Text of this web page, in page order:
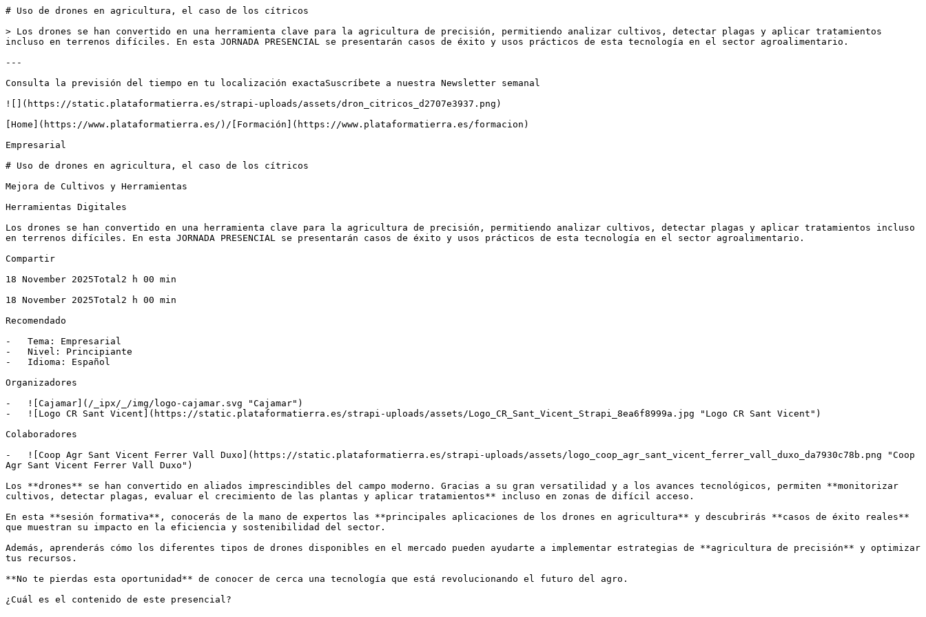
# Uso de drones en agricultura, el caso de los cítricos
> Los drones se han convertido en una herramienta clave para la agricultura de precisión, permitiendo analizar cultivos, detectar plagas y aplicar tratamientos
incluso en terrenos difíciles. En esta JORNADA PRESENCIAL se presentarán casos de éxito y usos prácticos de esta tecnología en el sector agroalimentario.
---
Consulta la previsión del tiempo en tu localización exactaSuscríbete a nuestra Newsletter semanal
![](https://static.plataformatierra.es/strapi-uploads/assets/dron_citricos_d2707e3937.png)
[Home](https://www.plataformatierra.es/)/[Formación](https://www.plataformatierra.es/formacion)
Empresarial
# Uso de drones en agricultura, el caso de los cítricos
Mejora de Cultivos y Herramientas
Herramientas Digitales
Los drones se han convertido en una herramienta clave para la agricultura de precisión, permitiendo analizar cultivos, detectar plagas y aplicar tratamientos incluso
en terrenos difíciles. En esta JORNADA PRESENCIAL se presentarán casos de éxito y usos prácticos de esta tecnología en el sector agroalimentario.
Compartir
18 November 2025Total2 h 00 min
18 November 2025Total2 h 00 min
Recomendado
-   Tema: Empresarial
-   Nivel: Principiante
-   Idioma: Español
Organizadores
-   ![Cajamar](/_ipx/_/img/logo-cajamar.svg "Cajamar")
-   ![Logo CR Sant Vicent](https://static.plataformatierra.es/strapi-uploads/assets/Logo_CR_Sant_Vicent_Strapi_8ea6f8999a.jpg "Logo CR Sant Vicent")
Colaboradores
-   ![Coop Agr Sant Vicent Ferrer Vall Duxo](https://static.plataformatierra.es/strapi-uploads/assets/logo_coop_agr_sant_vicent_ferrer_vall_duxo_da7930c78b.png "Coop
Agr Sant Vicent Ferrer Vall Duxo")
Los **drones** se han convertido en aliados imprescindibles del campo moderno. Gracias a su gran versatilidad y a los avances tecnológicos, permiten **monitorizar
cultivos, detectar plagas, evaluar el crecimiento de las plantas y aplicar tratamientos** incluso en zonas de difícil acceso.
En esta **sesión formativa**, conocerás de la mano de expertos las **principales aplicaciones de los drones en agricultura** y descubrirás **casos de éxito reales**
que muestran su impacto en la eficiencia y sostenibilidad del sector.
Además, aprenderás cómo los diferentes tipos de drones disponibles en el mercado pueden ayudarte a implementar estrategias de **agricultura de precisión** y optimizar
tus recursos.
**No te pierdas esta oportunidad** de conocer de cerca una tecnología que está revolucionando el futuro del agro.
¿Cuál es el contenido de este presencial?